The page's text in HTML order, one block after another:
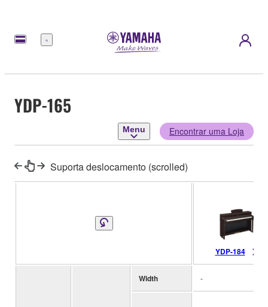
Menu
YDP-165
Menu Encontrar uma Loja
Suporta deslocamento (scrolled)
YDP-184
Width -